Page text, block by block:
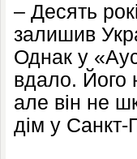
– Десять
залишив
Однак у
вдало. Його
але він не
дім у Санкт-